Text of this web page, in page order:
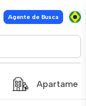
Agente de Busca